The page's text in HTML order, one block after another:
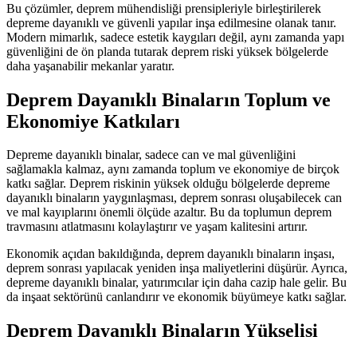
Bu çözümler, deprem mühendisliği prensipleriyle birleştirilerek
depreme dayanıklı ve güvenli yapılar inşa edilmesine olanak tanır.
Modern mimarlık, sadece estetik kaygıları değil, aynı zamanda yapı
güvenliğini de ön planda tutarak deprem riski yüksek bölgelerde
daha yaşanabilir mekanlar yaratır.
Deprem Dayanıklı Binaların Toplum ve
Ekonomiye Katkıları
Depreme dayanıklı binalar, sadece can ve mal güvenliğini
sağlamakla kalmaz, aynı zamanda toplum ve ekonomiye de birçok
katkı sağlar. Deprem riskinin yüksek olduğu bölgelerde depreme
dayanıklı binaların yaygınlaşması, deprem sonrası oluşabilecek can
ve mal kayıplarını önemli ölçüde azaltır. Bu da toplumun deprem
travmasını atlatmasını kolaylaştırır ve yaşam kalitesini artırır.
Ekonomik açıdan bakıldığında, deprem dayanıklı binaların inşası,
deprem sonrası yapılacak yeniden inşa maliyetlerini düşürür. Ayrıca,
depreme dayanıklı binalar, yatırımcılar için daha cazip hale gelir. Bu
da inşaat sektörünü canlandırır ve ekonomik büyümeye katkı sağlar.
Deprem Dayanıklı Binaların Yükselişi